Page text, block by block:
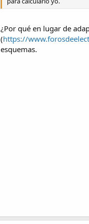
¿Por qué en lugar de
(https://
esquemas.